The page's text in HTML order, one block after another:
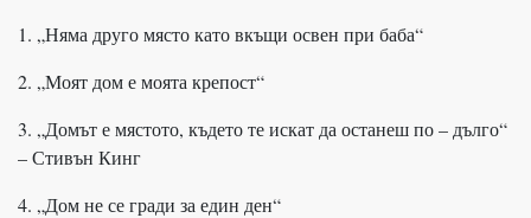
1. „Няма друго място като вкъщи освен при баба“
2. „Моят дом е моята крепост“
3. „Домът е мястото, където те искат да останеш по – дълго“
– Стивън Кинг
4. „Дом не се гради за един ден“